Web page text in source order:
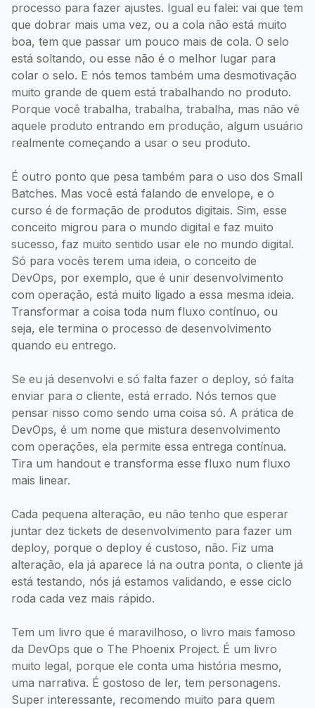
processo para fazer ajustes. Igual eu falei: vai que tem
que dobrar mais uma vez, ou a cola não está muito
boa, tem que passar um pouco mais de cola. O selo
está soltando, ou esse não é o melhor lugar para
colar o selo. E nós temos também uma desmotivação
muito grande de quem está trabalhando no produto.
Porque você trabalha, trabalha, trabalha, mas não vê
aquele produto entrando em produção, algum usuário
realmente começando a usar o seu produto.
É outro ponto que pesa também para o uso dos Small
Batches. Mas você está falando de envelope, e o
curso é de formação de produtos digitais. Sim, esse
conceito migrou para o mundo digital e faz muito
sucesso, faz muito sentido usar ele no mundo digital.
Só para vocês terem uma ideia, o conceito de
DevOps, por exemplo, que é unir desenvolvimento
com operação, está muito ligado a essa mesma ideia.
Transformar a coisa toda num fluxo contínuo, ou
seja, ele termina o processo de desenvolvimento
quando eu entrego.
Se eu já desenvolvi e só falta fazer o deploy, só falta
enviar para o cliente, está errado. Nós temos que
pensar nisso como sendo uma coisa só. A prática de
DevOps, é um nome que mistura desenvolvimento
com operações, ela permite essa entrega contínua.
Tira um handout e transforma esse fluxo num fluxo
mais linear.
Cada pequena alteração, eu não tenho que esperar
juntar dez tickets de desenvolvimento para fazer um
deploy, porque o deploy é custoso, não. Fiz uma
alteração, ela já aparece lá na outra ponta, o cliente já
está testando, nós já estamos validando, e esse ciclo
roda cada vez mais rápido.
Tem um livro que é maravilhoso, o livro mais famoso
da DevOps que o The Phoenix Project. É um livro
muito legal, porque ele conta uma história mesmo,
uma narrativa. É gostoso de ler, tem personagens.
Super interessante, recomendo muito para quem